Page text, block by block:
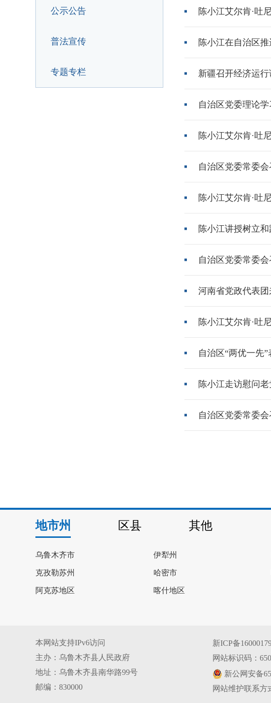
公示公告
普法宣传
专题专栏
陈小江艾尔肯·吐
陈小江在自治区推进常态
新疆召开经济运
自治区党委理论
陈小江艾尔肯·吐
自治区党委常委
陈小江艾尔肯·吐
陈小江讲授树立
自治区党委常委
河南省党政代表
陈小江艾尔肯·吐
自治区“两优一先
陈小江走访慰问
自治区党委常委
地市州 区县 其他
乌鲁木齐市 伊犁州
克孜勒苏州 哈密市
阿克苏地区 喀什地区
本网站支持IPv6访问
主办：乌鲁木齐县人民政府
地址：乌鲁木齐县南华路99号
邮编：830000
新ICP备
网站标识码：
新公网安备
网站维护联系方